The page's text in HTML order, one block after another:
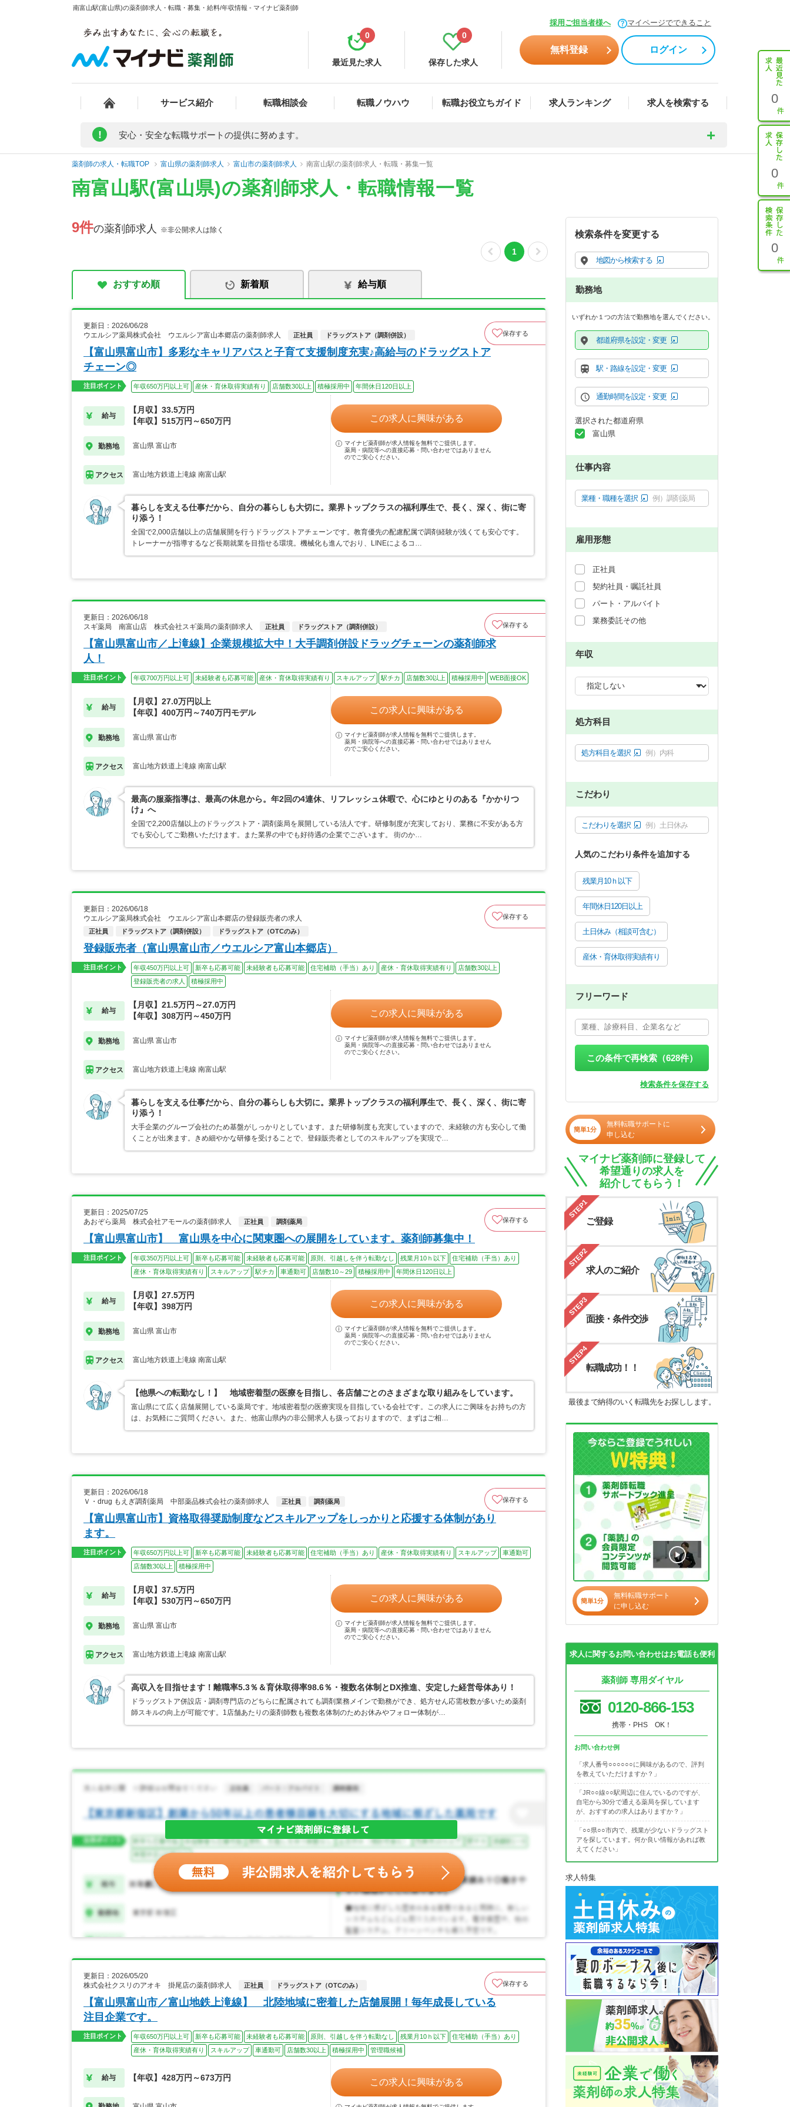
南富山駅(富山県)の薬剤師求人・転職・募集・給料/年収情報 - マイナビ薬剤師
採用ご担当者様へ マイページでできること
最近見た求人
0
保存した求人
0
無料登録 ログイン
サービス紹介 転職相談会 転職ノウハウ 転職お役立ちガイド 求人ランキング 求人を検索する 0
0
0
! 安心・安全な転職サポートの提供に努めます。
薬剤師の求人・転職TOP 富山県の薬剤師求人 富山市の薬剤師求人 南富山駅の薬剤師求人・転職・募集一覧
南富山駅(富山県)の薬剤師求人・転職情報一覧
9件の薬剤師求人 ※非公開求人は除く
1
おすすめ順 新着順 給与順
更新日：2026/06/28
ウエルシア薬局株式会社 ウエルシア富山本郷店の薬剤師求人
正社員 ドラッグストア（調剤併設） 保存する
【富山県富山市】多彩なキャリアパスと子育て支援制度充実♪高給与のドラッグストア
チェーン◎
注目ポイント 年収650万円以上可 産休・育休取得実績有り 店舗数30以上 積極採用中 年間休日120日以上
給与
【月収】33.5万円
【年収】515万円～650万円
勤務地 富山県 富山市
アクセス 富山地方鉄道上滝線 南富山駅
この求人に興味がある
マイナビ薬剤師が求人情報を無料でご提供します。
薬局・病院等への直接応募・問い合わせではありません
のでご安心ください。
暮らしを支える仕事だから、自分の暮らしも大切に。業界トップクラスの福利厚生で、長く、深く、街に寄
り添う！
全国で2,000店舗以上の店舗展開を行うドラッグストアチェーンです。教育優先の配慮配属で調剤経験が浅くても安心です。
トレーナーが指導するなど長期就業を目指せる環境。機械化も進んでおり、LINEによるコ…
更新日：2026/06/18
スギ薬局 南富山店 株式会社スギ薬局の薬剤師求人
正社員 ドラッグストア（調剤併設） 保存する
【富山県富山市／上滝線】企業規模拡大中！大手調剤併設ドラッグチェーンの薬剤師求
人！
注目ポイント 年収700万円以上可 未経験者も応募可能 産休・育休取得実績有り スキルアップ 駅チカ 店舗数30以上 積極採用中 WEB面接OK
給与
【月収】27.0万円以上
【年収】400万円～740万円モデル
勤務地 富山県 富山市
アクセス 富山地方鉄道上滝線 南富山駅
この求人に興味がある
マイナビ薬剤師が求人情報を無料でご提供します。
薬局・病院等への直接応募・問い合わせではありません
のでご安心ください。
最高の服薬指導は、最高の休息から。年2回の4連休、リフレッシュ休暇で、心にゆとりのある『かかりつ
け』へ
全国で2,200店舗以上のドラッグストア・調剤薬局を展開している法人です。研修制度が充実しており、業務に不安がある方
でも安心してご勤務いただけます。また業界の中でも好待遇の企業でございます。 街のか…
更新日：2026/06/18
ウエルシア薬局株式会社 ウエルシア富山本郷店の登録販売者の求人
正社員 ドラッグストア（調剤併設） ドラッグストア（OTCのみ）
保存する
登録販売者（富山県富山市／ウエルシア富山本郷店）
注目ポイント 年収450万円以上可 新卒も応募可能 未経験者も応募可能 住宅補助（手当）あり 産休・育休取得実績有り
店舗数30以上
登録販売者の求人
積極採用中
給与
【月収】21.5万円～27.0万円
【年収】308万円～450万円
勤務地 富山県 富山市
アクセス 富山地方鉄道上滝線 南富山駅
この求人に興味がある
マイナビ薬剤師が求人情報を無料でご提供します。
薬局・病院等への直接応募・問い合わせではありません
のでご安心ください。
暮らしを支える仕事だから、自分の暮らしも大切に。業界トップクラスの福利厚生で、長く、深く、街に寄
り添う！
大手企業のグループ会社のため基盤がしっかりとしています。また研修制度も充実していますので、未経験の方も安心して働
くことが出来ます。きめ細やかな研修を受けることで、登録販売者としてのスキルアップを実現で…
更新日：2025/07/25
あおぞら薬局 株式会社アモールの薬剤師求人
正社員 調剤薬局 保存する
【富山県富山市】 富山県を中心に関東圏への展開をしています。薬剤師募集中！
注目ポイント 年収350万円以上可 新卒も応募可能 未経験者も応募可能 原則、引越しを伴う転勤なし 残業月10ｈ以下
住宅補助（手当）あり
産休・育休取得実績有り
スキルアップ 駅チカ 車通勤可 店舗数10～29 積極採用中 年間休日120日以上
給与
【月収】27.5万円
【年収】398万円
勤務地 富山県 富山市
アクセス 富山地方鉄道上滝線 南富山駅
この求人に興味がある
マイナビ薬剤師が求人情報を無料でご提供します。
薬局・病院等への直接応募・問い合わせではありません
のでご安心ください。
【他県への転勤なし！】 地域密着型の医療を目指し、各店舗ごとのさまざまな取り組みをしています。
富山県にて広く店舗展開している薬局です。地域密着型の医療実現を目指している会社です。この求人にご興味をお持ちの方
は、お気軽にご質問ください。また、他富山県内の非公開求人も扱っておりますので、まずはご相…
更新日：2026/06/18
Ｖ・drug もえぎ調剤薬局 中部薬品株式会社の薬剤師求人
正社員 調剤薬局 保存する
【富山県富山市】資格取得奨励制度などスキルアップをしっかりと応援する体制があり
ます。
注目ポイント 年収650万円以上可 新卒も応募可能 未経験者も応募可能 住宅補助（手当）あり 産休・育休取得実績有り スキルアップ
車通勤可
店舗数30以上
積極採用中
給与
【月収】37.5万円
【年収】530万円～650万円
勤務地 富山県 富山市
アクセス 富山地方鉄道上滝線 南富山駅
この求人に興味がある
マイナビ薬剤師が求人情報を無料でご提供します。
薬局・病院等への直接応募・問い合わせではありません
のでご安心ください。
高収入を目指せます！離職率5.3％＆育休取得率98.6％・複数名体制とDX推進、安定した経営母体あり！
ドラッグストア併設店・調剤専門店のどちらに配属されても調剤業務メインで勤務ができ、処方せん応需枚数が多いため薬剤
師スキルの向上が可能です。1店舗あたりの薬剤師数も複数名体制のためお休みやフォロー体制が…
更新日：2026/05/20
株式会社クスリのアオキ 掛尾店の薬剤師求人
正社員 ドラッグストア（OTCのみ） 保存する
【富山県富山市／富山地鉄上滝線】 北陸地域に密着した店舗展開！毎年成長している
注目企業です。
注目ポイント 年収650万円以上可 新卒も応募可能 未経験者も応募可能 原則、引越しを伴う転勤なし 残業月10ｈ以下
住宅補助（手当）あり
産休・育休取得実績有り
スキルアップ 車通勤可 店舗数30以上 積極採用中 管理職候補
給与 【年収】428万円～673万円 この求人に興味がある
検索条件を変更する
地図から検索する
勤務地
いずれか１つの方法で勤務地を選んでください。
都道府県を設定・変更
駅・路線を設定・変更
通勤時間を設定・変更
選択された都道府県
富山県
仕事内容
業種・職種を選択 例）調剤薬局
雇用形態
正社員
契約社員・嘱託社員
パート・アルバイト
業務委託その他
年収
処方科目
処方科目を選択 例）内科
こだわり
こだわりを選択 例）土日休み
人気のこだわり条件を追加する
残業月10ｈ以下
年間休日120日以上
土日休み（相談可含む）
産休・育休取得実績有り
フリーワード
この条件で再検索（628件）
検索条件を保存する
簡単1分
無料転職サポートに
申し込む
マイナビ薬剤師に登録して
希望通りの求人を
紹介してもらう！
STEP1
ご登録
STEP2
求人のご紹介
STEP3
面接・条件交渉
STEP4
転職成功！！
最後まで納得のいく転職先をお探しします。
簡単1分
無料転職サポート
に申し込む
求人に関するお問い合わせはお電話も便利
薬剤師 専用ダイヤル
0120-866-153
携帯・PHS OK！
お問い合わせ例
「求人番号○○○○○○に興味があるので、評判
を教えていただけますか？」
「JR○○線○○駅周辺に住んでいるのですが、
自宅から30分で通える薬局を探しています
が、おすすめの求人はありますか？」
「○○県○○市内で、残業が少ないドラッグスト
アを探しています。何か良い情報があれば教
えてください」
求人特集